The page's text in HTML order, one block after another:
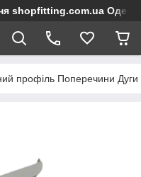
shopfitting.com.ua Одеса
профіль Поперечини